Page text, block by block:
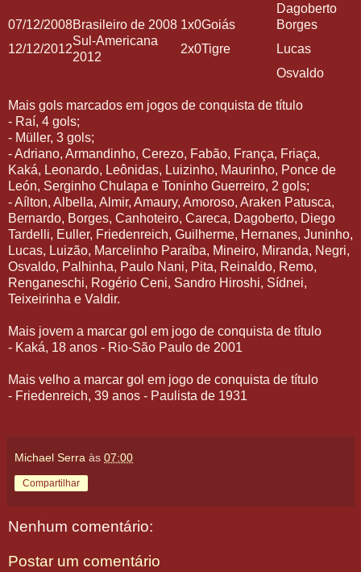
Dagoberto
07/12/2008Brasileiro de 2008 1x0Goiás
Borges
12/12/2012
Sul-Americana
2012
2x0Tigre
Lucas
Osvaldo
Mais gols marcados em jogos de conquista de título
- Raí, 4 gols;
- Müller, 3 gols;
- Adriano, Armandinho, Cerezo, Fabão, França, Friaça,
Kaká, Leonardo, Leônidas, Luizinho, Maurinho, Ponce de
León, Serginho Chulapa e Toninho Guerreiro, 2 gols;
- Aílton, Albella, Almir, Amaury, Amoroso, Araken Patusca,
Bernardo, Borges, Canhoteiro, Careca, Dagoberto, Diego
Tardelli, Euller, Friedenreich, Guilherme, Hernanes, Juninho,
Lucas, Luizão, Marcelinho Paraíba, Mineiro, Miranda, Negri,
Osvaldo, Palhinha, Paulo Nani, Pita, Reinaldo, Remo,
Renganeschi, Rogério Ceni, Sandro Hiroshi, Sídnei,
Teixeirinha e Valdir.
Mais jovem a marcar gol em jogo de conquista de título
- Kaká, 18 anos - Rio-São Paulo de 2001
Mais velho a marcar gol em jogo de conquista de título
- Friedenreich, 39 anos - Paulista de 1931
Michael Serra às 07:00
Compartilhar
Nenhum comentário:
Postar um comentário